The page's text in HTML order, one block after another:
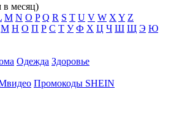
в месяц)
M N O P Q R S T U V W X Y Z
М Н О П Р С Т У Ф Х Ц Ч Ш Щ Э Ю
Одежда Здоровье
Промокоды SHEIN